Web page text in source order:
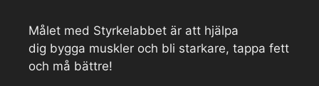
Målet med Styrkelabbet är att hjälpa
dig bygga muskler och bli starkare, tappa fett
och må bättre!